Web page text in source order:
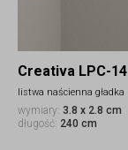
Creativa LPC-14
listwa naścienna gładka
wymiary: 3.8 x 2.8 cm
długość: 240 cm